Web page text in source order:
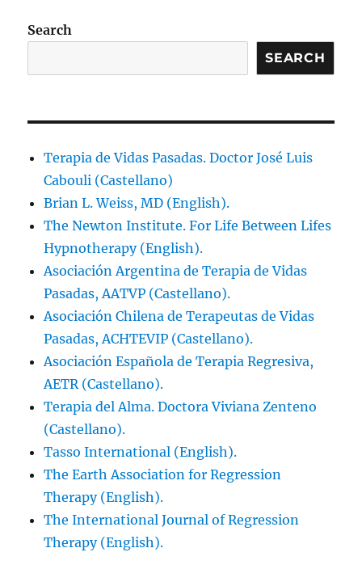
Search
SEARCH
Terapia de Vidas Pasadas. Doctor José Luis
Cabouli (Castellano)
Brian L. Weiss, MD (English).
The Newton Institute. For Life Between Lifes
Hypnotherapy (English).
Asociación Argentina de Terapia de Vidas
Pasadas, AATVP (Castellano).
Asociación Chilena de Terapeutas de Vidas
Pasadas, ACHTEVIP (Castellano).
Asociación Española de Terapia Regresiva,
AETR (Castellano).
Terapia del Alma. Doctora Viviana Zenteno
(Castellano).
Tasso International (English).
The Earth Association for Regression
Therapy (English).
The International Journal of Regression
Therapy (English).